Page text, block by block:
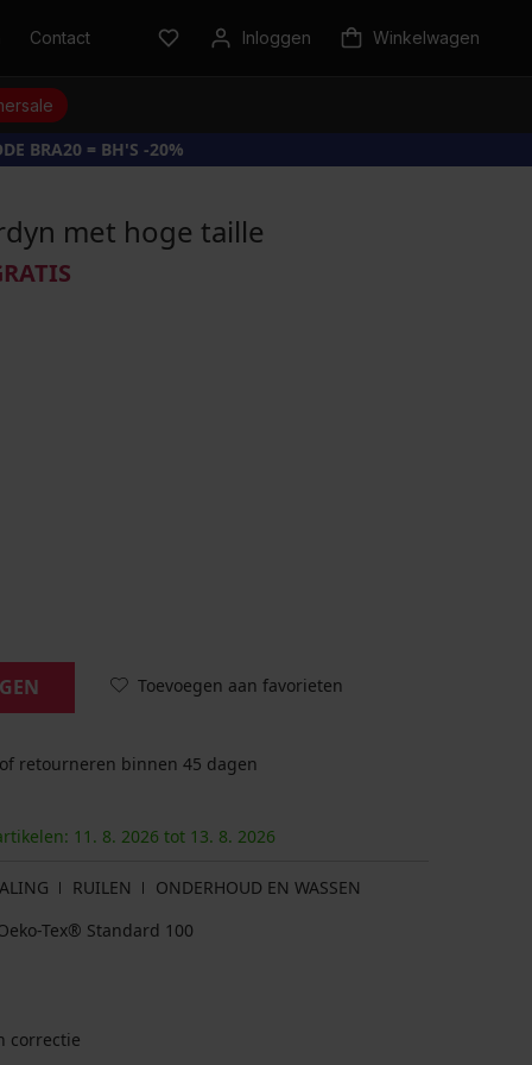
Contact Inloggen Winkelwagen
BRA20 = BH'S -20%
met hoge taille
Toevoegen aan favorieten
retourneren binnen 45 dagen
11. 8. 2026 tot 13. 8. 2026
RUILEN
ONDERHOUD EN WASSEN
Tex® Standard 100
correctie